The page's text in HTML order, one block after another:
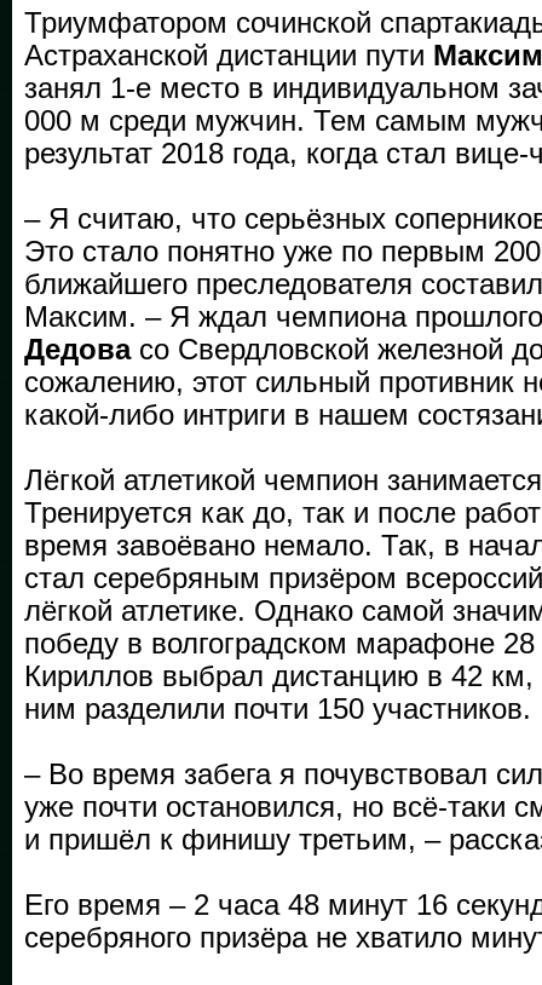
Триумфатором сочинской
Астраханской дистанции пути
занял 1-е место в индивидуальном
000 м среди мужчин. Тем самым
результат 2018 года, когда стал
– Я считаю, что серьёзных
Это стало понятно уже по первым
ближайшего преследователя
Максим. – Я ждал чемпиона
Дедовасо Свердловской железной
сожалению, этот сильный противник
какой-либо интриги в нашем
Лёгкой атлетикой чемпион
Тренируется как до, так и после
время завоёвано немало. Так, в
стал серебряным призёром
лёгкой атлетике. Однако самой
победу в волгоградском марафоне 28
Кириллов выбрал дистанцию в 42 км,
ним разделили почти 150 участников.
– Во время забега я почувствовал
уже почти остановился, но всё-таки
и пришёл к финишу третьим, –
Его время – 2 часа 48 минут 16
серебряного призёра не хватило